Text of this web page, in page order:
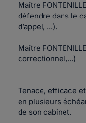
Maître
défendre dans le
d’appel, ...).
Maître
correctionnel,...)
Tenace, efficace
en plusieurs
de son cabinet.